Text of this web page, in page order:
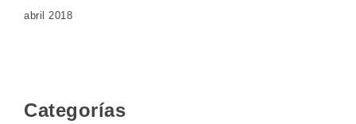
abril 2018
Categorías